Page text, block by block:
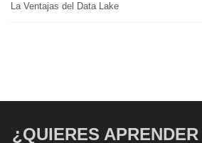
La Ventajas del Data Lake
¿QUIERES